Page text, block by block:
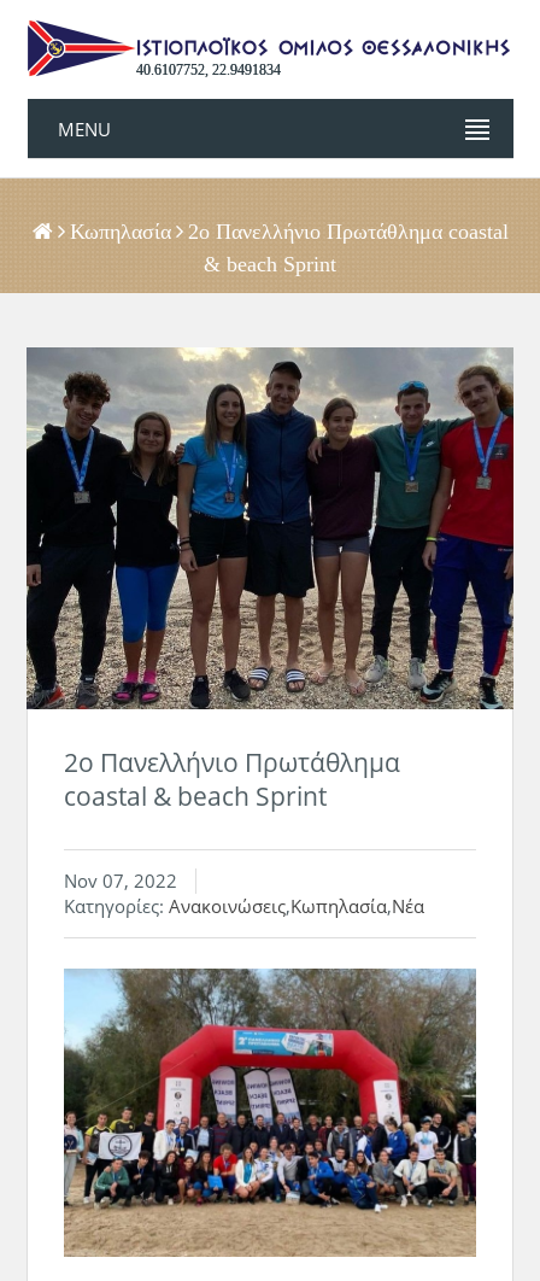
40.6107752, 22.9491834
MENU
Κωπηλασία
2ο Πανελλήνιο Πρωτάθλημα coastal
& beach Sprint
2ο Πανελλήνιο Πρωτάθλημα
coastal & beach Sprint
Nov 07, 2022
Κατηγορίες:Ανακοινώσεις,Κωπηλασία,Νέα